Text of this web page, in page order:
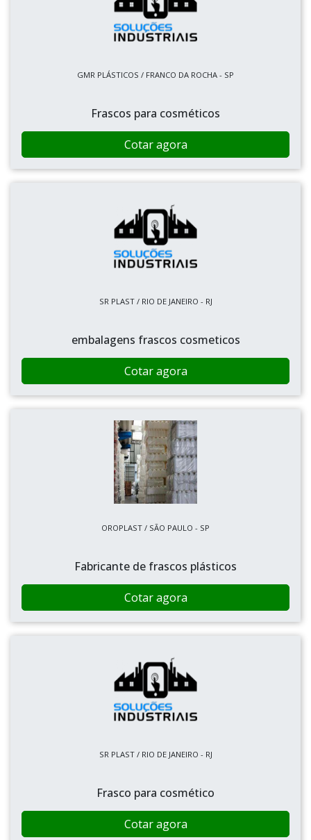
GMR PLÁSTICOS / FRANCO DA ROCHA - SP
Frascos para cosméticos
Cotar agora
SR PLAST / RIO DE JANEIRO - RJ
embalagens frascos cosmeticos
Cotar agora
OROPLAST / SÃO PAULO - SP
Fabricante de frascos plásticos
Cotar agora
SR PLAST / RIO DE JANEIRO - RJ
Frasco para cosmético
Cotar agora